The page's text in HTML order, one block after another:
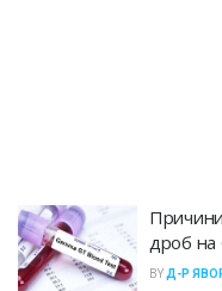
дроб на
BY Д-Р